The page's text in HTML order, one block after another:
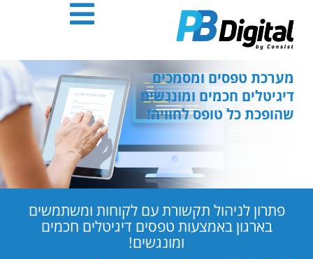
אנטר
מערכת טפסים ומסמכים
דיגיטלים חכמים ומונגשים
שהופכת כל טופס לחוויה!
פתרון לניהול תקשורת עם לקוחות ומשתמשים
בארגון באמצעות טפסים דיגיטלים חכמים
ומונגשים!